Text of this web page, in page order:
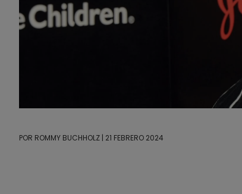
POR ROMMY BUCHHOLZ | 21 FEBRERO 2024